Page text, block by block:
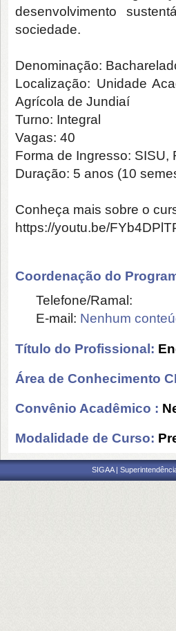
desenvolvimento
sociedade.
Denominação:
Localização: Unidade
Agrícola de Jundiaí
Turno: Integral
Vagas: 40
Forma de Ingresso: SISU,
Duração: 5 anos (10
Conheça mais sobre o
https://youtu.be/
Coordenação do
Telefone/Ramal:
E-mail: Nenhum
Título do Profissional:
Área de Conhecimento
Convênio Acadêmico :
Modalidade de Curso:
SIGAA |